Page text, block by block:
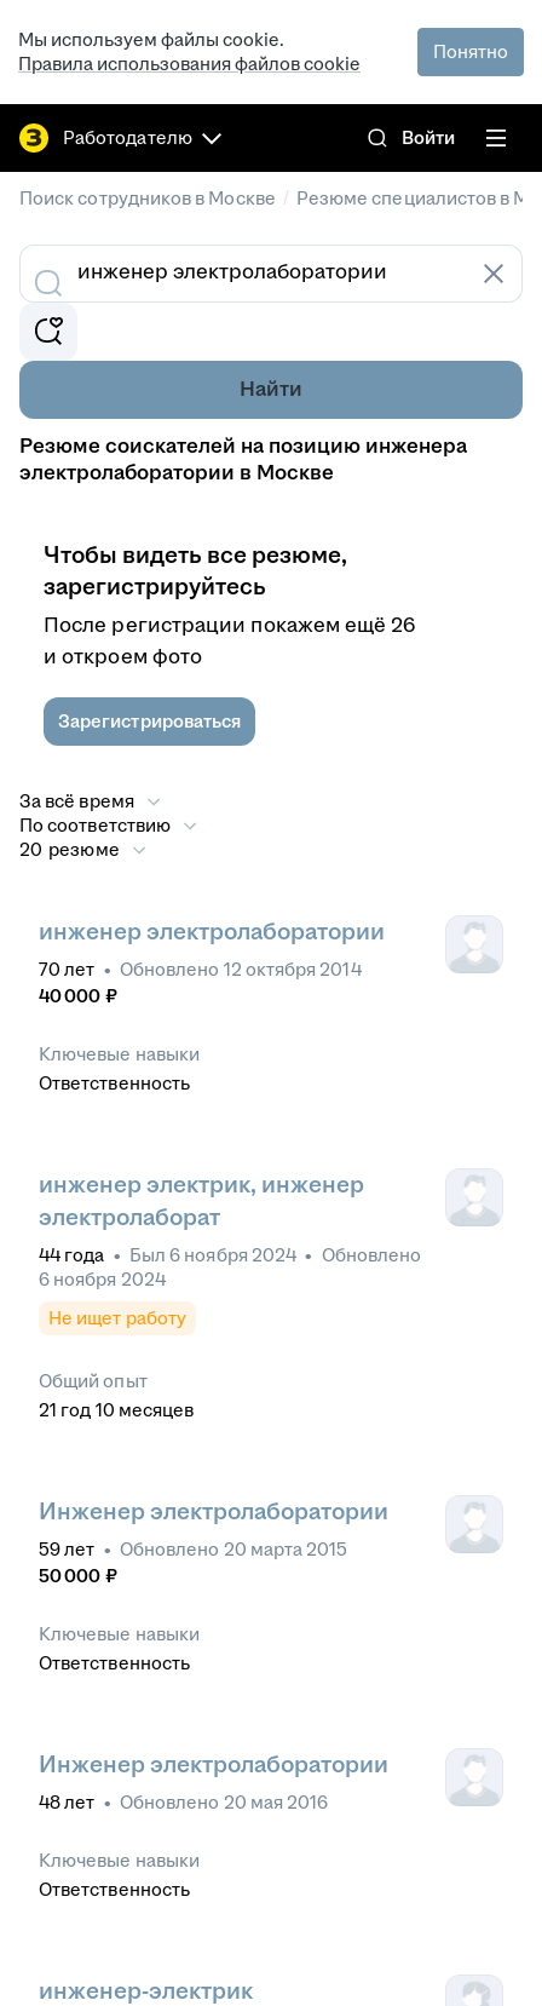
Мы используем файлы cookie.
Правила использования файлов cookie
Понятно
Работодателю Войти
Поиск сотрудников в Москве / Резюме специалистов в
Найти
Резюме соискателей на позицию инженера
электролаборатории в Москве
Чтобы видеть все резюме,
зарегистрируйтесь
После регистрации покажем ещё 26
и откроем фото
Зарегистрироваться
За всё время
По соответствию
20 резюме
инженер электролаборатории
70 лет • Обновлено 12 октября 2014
40 000 ₽
Ключевые навыки
Ответственность
инженер электрик, инженер
электролаборат
44 года • Был 6 ноября 2024 • Обновлено
6 ноября 2024
Не ищет работу
Общий опыт
21 год 10 месяцев
Инженер электролаборатории
59лет • Обновлено 20 марта 2015
50 000 ₽
Ключевые навыки
Ответственность
Инженер электролаборатории
48лет • Обновлено 20 мая 2016
Ключевые навыки
Ответственность
инженер-электрик